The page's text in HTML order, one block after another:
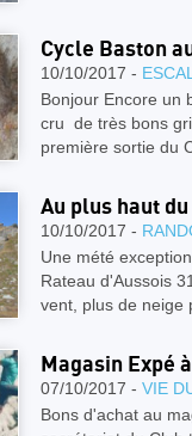
Cycle Baston
10/10/2017 -
Bonjour Encore un
cru de très bons
première sortie du
Au plus haut
10/10/2017 -
Une mété
Rateau d'Aussois
vent, plus de neige
Magasin Expé
07/10/2017 - VIE
Bons d'achat au